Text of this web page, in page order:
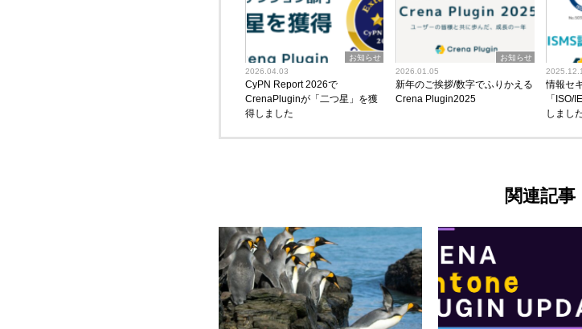
お知らせ
2026.04.03
CyPN Report 2026で
CrenaPluginが「二つ星」を獲
得しました
お知らせ
2026.01.05
新年のご挨拶/数字でふりかえる
Crena Plugin2025
情報セ
「ISO/
しまし
関連記事